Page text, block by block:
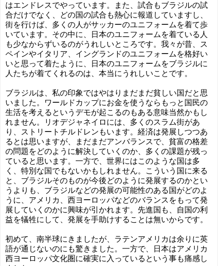
はエンドレスでやっています。また、試合もブラジルの試
合だけでなく、どの国の試合も熱心に報道していますし、
街を行けば、多くの人がサッカーのユニフォームを着て歩
いています。その中に、日本のユニフォームを着ている人
も少なからずいるのがうれしいところです。我々が昔、ス
ペインやイタリア、イングランドのユニフォームを格好い
いと思って着たように、日本のユニフォームをブラジルに
人たちが着てくれるのは、本当にうれしいことです。
ブラジルは、私の印象ではやはりまだまだ貧しい国だと思
いました。ワールドカップにお金を使うならもっと国民の
生活を考えるというデモが起こるのもある意味当然かもし
れません。リオデジャネイロには、多くのスラム街があ
り、ストリートチルドレンもいます。経済は発展しつつあ
るとは思いますが、まだまだアンバランスで、貧富の格差
の問題をどのように解決していくのか、多くの課題が残っ
ていると思います。一方で、世界にはこのような国は多
く、特別な国でもないかもしれません。こういう国に来る
と、ブラジルそのものが今後どのように発展するのかとい
うよりも、ブラジルなどの発展の可能性のある国がどのよ
うに、アメリカ、西ヨーロッパなどのバランスをもって発
展していくのかに興味が引かれます。先進国も、自国の利
益を犠牲にして、発展を手助けすることは無いからです。
初めて、南半球にきましたが、ラテンアメリカは余りに英
語が通じないのにも驚きました。一方で、日本はアメリカ
西ヨーロッパ文化圏に確実に入っているという事も痛感し